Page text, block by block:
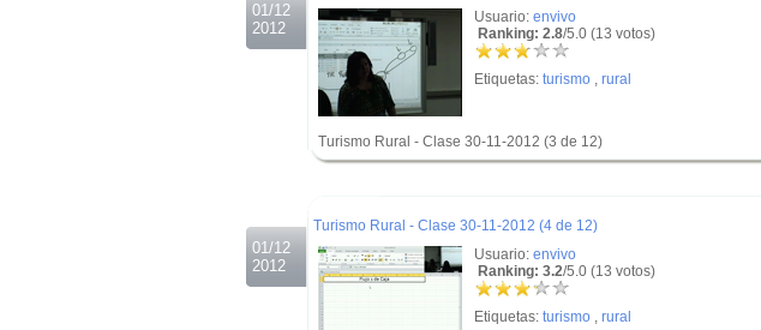
01/12
2012
Usuario: envivo
Ranking: 2.8/5.0 (13 votos)
Etiquetas: turismo , rural
Turismo Rural - Clase 30-11-2012 (3 de 12)
01/12
2012
Turismo Rural - Clase 30-11-2012 (4 de 12)
Usuario: envivo
Ranking: 3.2/5.0 (13 votos)
Etiquetas: turismo , rural